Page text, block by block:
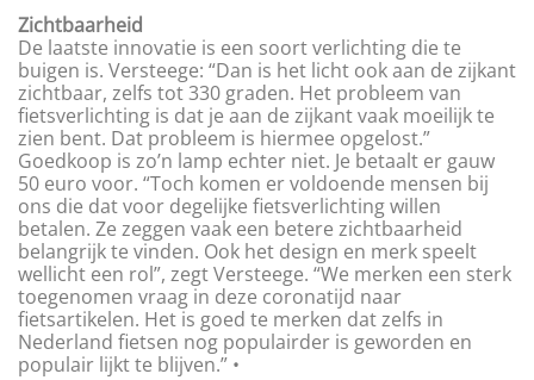
Zichtbaarheid
De laatste innovatie is een soort verlichting die te
buigen is. Versteege: “Dan is het licht ook aan de zijkant
zichtbaar, zelfs tot 330 graden. Het probleem van
fietsverlichting is dat je aan de zijkant vaak moeilijk te
zien bent. Dat probleem is hiermee opgelost.”
Goedkoop is zo’n lamp echter niet. Je betaalt er gauw
50 euro voor. “Toch komen er voldoende mensen bij
ons die dat voor degelijke fietsverlichting willen
betalen. Ze zeggen vaak een betere zichtbaarheid
belangrijk te vinden. Ook het design en merk speelt
wellicht een rol”, zegt Versteege. “We merken een sterk
toegenomen vraag in deze coronatijd naar
fietsartikelen. Het is goed te merken dat zelfs in
Nederland fietsen nog populairder is geworden en
populair lijkt te blijven.” •